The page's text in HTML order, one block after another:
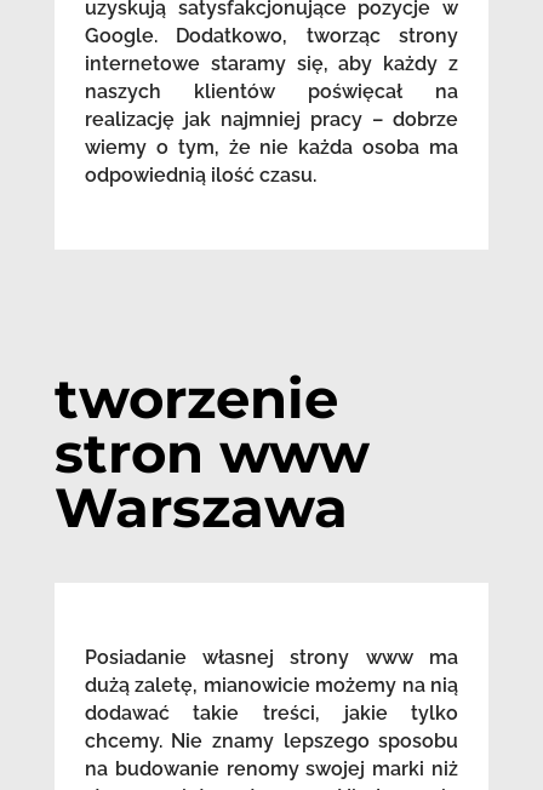
uzyskują satysfakcjonujące pozycje w
Google. Dodatkowo, tworząc strony
internetowe staramy się, aby każdy z
naszych klientów poświęcał na
realizację jak najmniej pracy – dobrze
wiemy o tym, że nie każda osoba ma
odpowiednią ilość czasu.
tworzenie
stron www
Warszawa
Posiadanie własnej strony www ma
dużą zaletę, mianowicie możemy na nią
dodawać takie treści, jakie tylko
chcemy. Nie znamy lepszego sposobu
na budowanie renomy swojej marki niż